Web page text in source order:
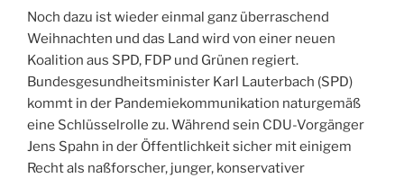
Noch dazu ist wieder einmal ganz überraschend
Weihnachten und das Land wird von einer neuen
Koalition aus SPD, FDP und Grünen regiert.
Bundesgesundheitsminister Karl Lauterbach (SPD)
kommt in der Pandemiekommunikation naturgemäß
eine Schlüsselrolle zu. Während sein CDU-Vorgänger
Jens Spahn in der Öffentlichkeit sicher mit einigem
Recht als naßforscher, junger, konservativer